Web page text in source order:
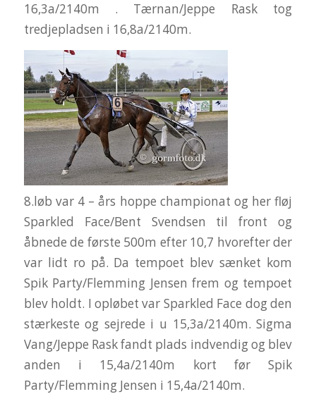
16,3a/2140m . Tærnan/Jeppe Rask tog
tredjepladsen i 16,8a/2140m.
8.løb var 4 – års hoppe championat og her fløj
Sparkled Face/Bent Svendsen til front og
åbnede de første 500m efter 10,7 hvorefter der
var lidt ro på. Da tempoet blev sænket kom
Spik Party/Flemming Jensen frem og tempoet
blev holdt. I opløbet var Sparkled Face dog den
stærkeste og sejrede i u 15,3a/2140m. Sigma
Vang/Jeppe Rask fandt plads indvendig og blev
anden i 15,4a/2140m kort før Spik
Party/Flemming Jensen i 15,4a/2140m.